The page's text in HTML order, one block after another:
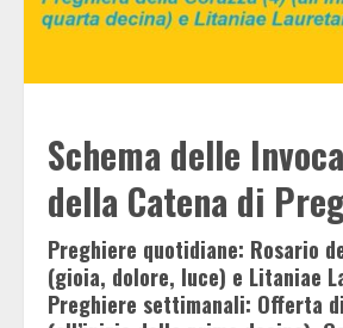
Schema delle
della Catena di
Preghiere quotidiane: Rosario
(gioia, dolore, luce) e Litaniae
Preghiere settimanali: Offerta